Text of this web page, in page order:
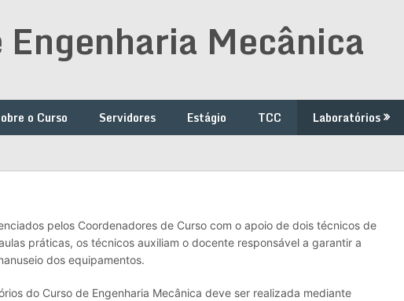
Engenharia Mecânica
o Curso Servidores Estágio TCC Laboratórios
pelos Coordenadores de Curso com o apoio de dois técnicos de
práticas, os técnicos auxiliam o docente responsável a garantir a
dos equipamentos.
do Curso de Engenharia Mecânica deve ser realizada mediante